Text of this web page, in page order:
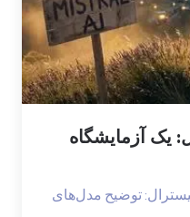
آزمایشگاه
توضیح مدل‌های